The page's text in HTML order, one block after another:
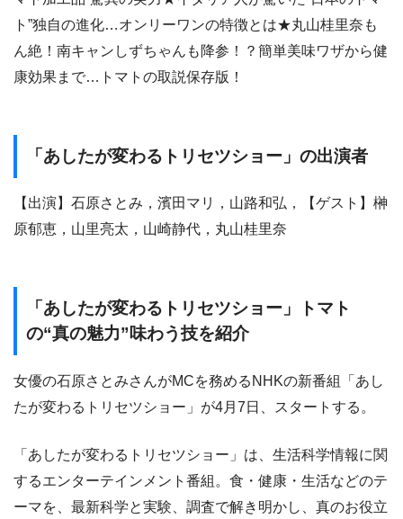
ト”独自の進化…オンリーワンの特徴とは★丸山桂里奈も
ん絶！南キャンしずちゃんも降参！？簡単美味ワザから健
康効果まで…トマトの取説保存版！
「あしたが変わるトリセツショー」の出演者
【出演】石原さとみ，濱田マリ，山路和弘，【ゲスト】榊
原郁恵，山里亮太，山崎静代，丸山桂里奈
「あしたが変わるトリセツショー」トマト
の“真の魅力”味わう技を紹介
女優の石原さとみさんがMCを務めるNHKの新番組「あし
たが変わるトリセツショー」が4月7日、スタートする。
「あしたが変わるトリセツショー」は、生活科学情報に関
するエンターテインメント番組。食・健康・生活などのテ
ーマを、最新科学と実験、調査で解き明かし、真のお役立